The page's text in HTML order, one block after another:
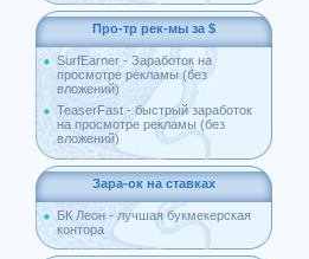
Про-тр рек-мы за $
SurfEarner - Заработок на
просмотре рекламы (без
вложений)
TeaserFast - быстрый заработок
на просмотре рекламы (без
вложений)
Зара-ок на ставках
БК Леон - лучшая букмекерская
контора